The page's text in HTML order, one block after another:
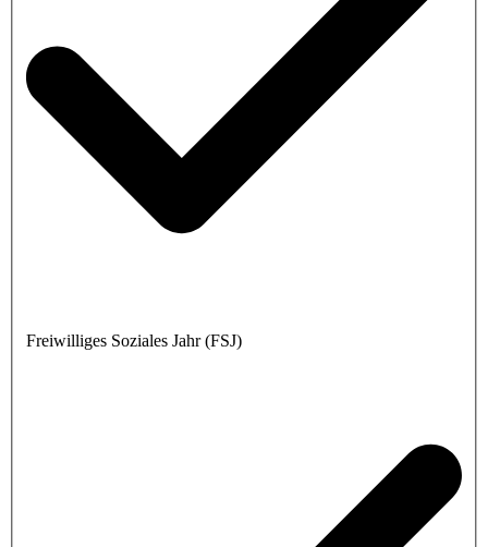
Freiwilliges Soziales Jahr (FSJ)